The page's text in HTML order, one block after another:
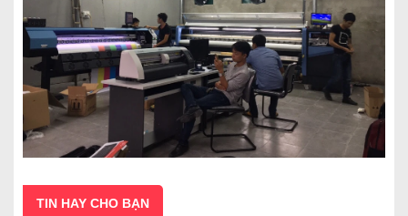
TIN HAY CHO BẠN